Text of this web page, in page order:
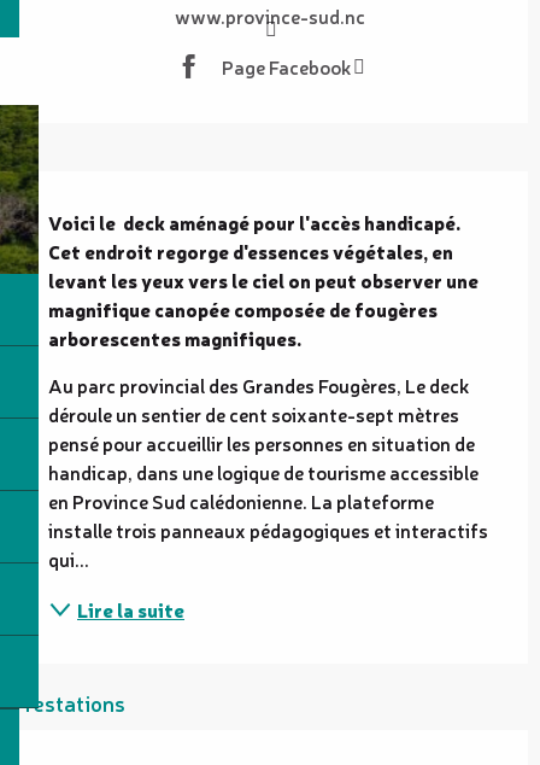
www.province-sud.nc
Page Facebook
Description
Voici le  deck aménagé pour l'accès handicapé.
Cet endroit regorge d'essences végétales, en
levant les yeux vers le ciel on peut observer une
magnifique canopée composée de fougères
arborescentes magnifiques.
Au parc provincial des Grandes Fougères, Le deck
déroule un sentier de cent soixante-sept mètres
pensé pour accueillir les personnes en situation de
handicap, dans une logique de tourisme accessible
en Province Sud calédonienne. La plateforme
installe trois panneaux pédagogiques et interactifs
qui...
Lire la suite
Prestations